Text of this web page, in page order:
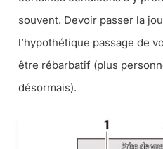
souvent. Devoir passer la
l’hypothétique passage de
être rébarbatif (plus
désormais).